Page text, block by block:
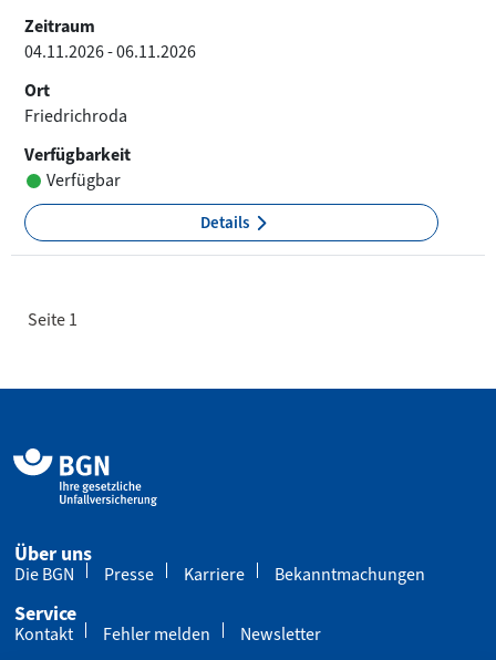
Zeitraum
04.11.2026 - 06.11.2026
Ort
Friedrichroda
Verfügbarkeit
Verfügbar
Details
Seite 1
Über uns
Die BGN Presse Karriere Bekanntmachungen
Service
Kontakt Fehler melden Newsletter